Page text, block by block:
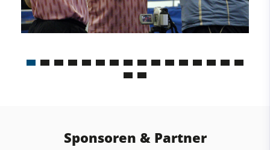
Sponsoren & Partner